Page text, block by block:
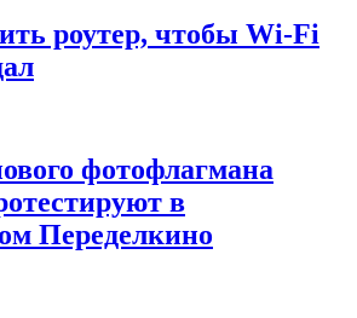
роутер, чтобы Wi-Fi
фотофлагмана
в
Переделкино